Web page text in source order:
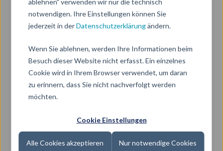
notwendigen. Ihre Einstellungen können Sie
jederzeit in derDatenschutzerklärungändern.
Wenn Sie ablehnen, werden Ihre Informationen beim
Besuch dieser Website nicht erfasst. Ein einzelnes
Cookie wird in Ihrem Browser verwendet, um daran
zu erinnern, dass Sie nicht nachverfolgt werden
möchten.
Cookie Einstellungen
Alle Cookies akzeptieren Nur notwendige Cookies
Produktions- und Geschäftsprozesse, Ihrer
Kunden oder Partner geht: unsere Analytics-
wichtige Verhaltensmuster, Zusammenhänge,
Trends und Potenziale aufzuspüren. So erhalten
Sie ein solides Fundament für Ihre Entscheidungen
und können Ihre Daten in gewinnbringende
Wettbewerbsvorteile, wie bspw. die
der KI und GenAI wird die Präzision in puncto Data
Governance in der Datenauswahl und -
aufbereitung für das Training von Modellen